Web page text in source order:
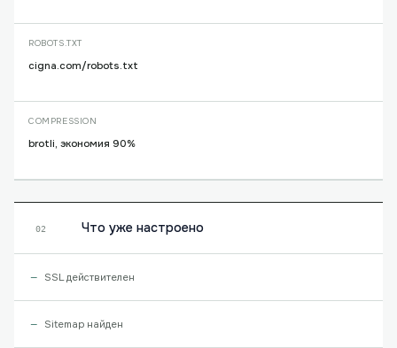
ROBOTS.TXT
cigna.com/robots.txt
COMPRESSION
brotli, экономия 90%
02 Что уже настроено
SSL действителен
Sitemap найден